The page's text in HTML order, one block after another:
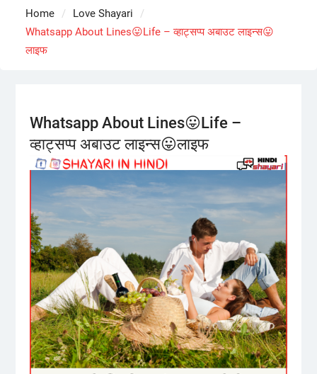
Home
Love Shayari
Whatsapp About Lines😛Life – व्हाट्सप्प अबाउट लाइन्स😛
लाइफ
Whatsapp About Lines😛Life –
व्हाट्सप्प अबाउट लाइन्स😛लाइफ